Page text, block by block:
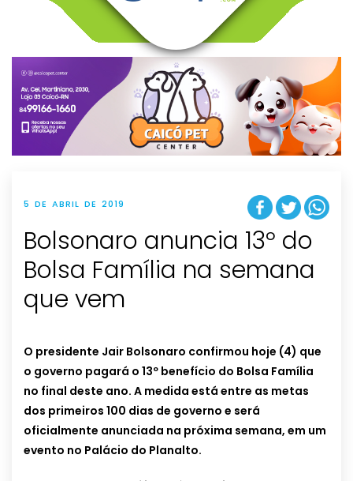
v
g
t
i
o
n
5 DE ABRIL DE 2019
Bolsonaro anuncia 13º do
Bolsa Família na semana
que vem
O presidente Jair Bolsonaro confirmou hoje (4) que
o governo pagará o 13º benefício do Bolsa Família
no final deste ano. A medida está entre as metas
dos primeiros 100 dias de governo e será
oficialmente anunciada na próxima semana, em um
evento no Palácio do Planalto.